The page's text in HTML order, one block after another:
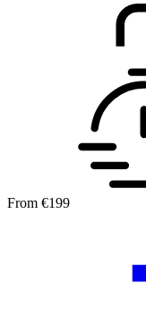
From €199